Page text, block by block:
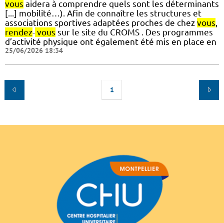
vous aidera à comprendre quels sont les déterminants
[...] mobilité…). Afin de connaître les structures et
associations sportives adaptées proches de chez vous,
rendez- vous sur le site du CROMS . Des programmes
d’activité physique ont également été mis en place en
25/06/2026 18:34
1